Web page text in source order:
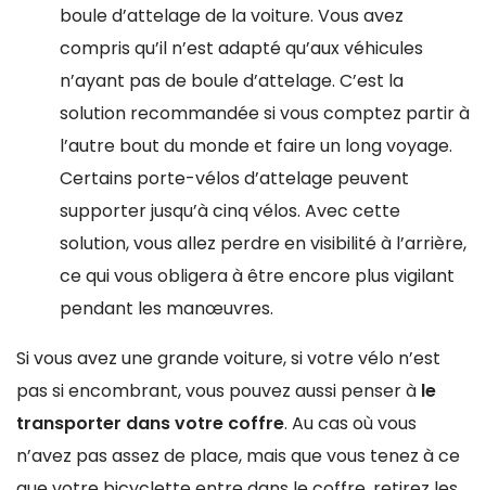
boule d’attelage de la voiture. Vous avez
compris qu’il n’est adapté qu’aux véhicules
n’ayant pas de boule d’attelage. C’est la
solution recommandée si vous comptez partir à
l’autre bout du monde et faire un long voyage.
Certains porte-vélos d’attelage peuvent
supporter jusqu’à cinq vélos. Avec cette
solution, vous allez perdre en visibilité à l’arrière,
ce qui vous obligera à être encore plus vigilant
pendant les manœuvres.
Si vous avez une grande voiture, si votre vélo n’est
pas si encombrant, vous pouvez aussi penser à le
transporter dans votre coffre. Au cas où vous
n’avez pas assez de place, mais que vous tenez à ce